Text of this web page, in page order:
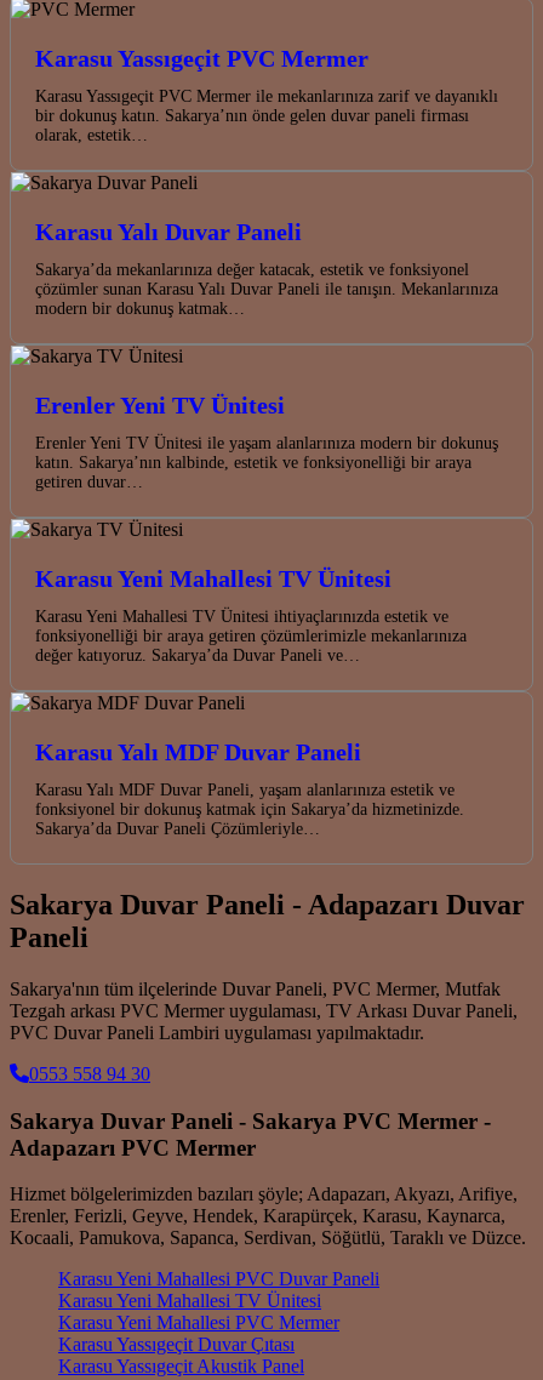
Karasu Yassıgeçit PVC Mermer
Karasu Yassıgeçit PVC Mermer ile mekanlarınıza zarif ve dayanıklı
bir dokunuş katın. Sakarya’nın önde gelen duvar paneli firması
olarak, estetik…
Karasu Yalı Duvar Paneli
Sakarya’da mekanlarınıza değer katacak, estetik ve fonksiyonel
çözümler sunan Karasu Yalı Duvar Paneli ile tanışın. Mekanlarınıza
modern bir dokunuş katmak…
Erenler Yeni TV Ünitesi
Erenler Yeni TV Ünitesi ile yaşam alanlarınıza modern bir dokunuş
katın. Sakarya’nın kalbinde, estetik ve fonksiyonelliği bir araya
getiren duvar…
Karasu Yeni Mahallesi TV Ünitesi
Karasu Yeni Mahallesi TV Ünitesi ihtiyaçlarınızda estetik ve
fonksiyonelliği bir araya getiren çözümlerimizle mekanlarınıza
değer katıyoruz. Sakarya’da Duvar Paneli ve…
Karasu Yalı MDF Duvar Paneli
Karasu Yalı MDF Duvar Paneli, yaşam alanlarınıza estetik ve
fonksiyonel bir dokunuş katmak için Sakarya’da hizmetinizde.
Sakarya’da Duvar Paneli Çözümleriyle…
Sakarya Duvar Paneli - Adapazarı Duvar
Paneli
Sakarya'nın tüm ilçelerinde Duvar Paneli, PVC Mermer, Mutfak
Tezgah arkası PVC Mermer uygulaması, TV Arkası Duvar Paneli,
PVC Duvar Paneli Lambiri uygulaması yapılmaktadır.
0553 558 94 30
Sakarya Duvar Paneli - Sakarya PVC Mermer -
Adapazarı PVC Mermer
Hizmet bölgelerimizden bazıları şöyle; Adapazarı, Akyazı, Arifiye,
Erenler, Ferizli, Geyve, Hendek, Karapürçek, Karasu, Kaynarca,
Kocaali, Pamukova, Sapanca, Serdivan, Söğütlü, Taraklı ve Düzce.
Karasu Yeni Mahallesi PVC Duvar Paneli
Karasu Yeni Mahallesi TV Ünitesi
Karasu Yeni Mahallesi PVC Mermer
Karasu Yassıgeçit Duvar Çıtası
Karasu Yassıgeçit Akustik Panel